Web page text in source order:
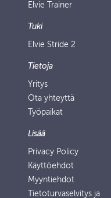
Elvie Trainer
Tuki
Elvie Stride 2
Tietoja
Yritys
Ota yhteyttä
Työpaikat
Lisää
Privacy Policy
Käyttöehdot
Myyntiehdot
Tietoturvaselvitys ja